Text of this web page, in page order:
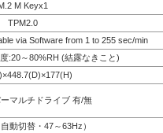
M Keyx1
TPM2.0
via Software from 1 to 255 sec/min
:20～80%RH (結露なきこと)
マルチドライブ 有/無
動切替・47～63Hz）